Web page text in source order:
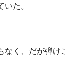
た。
く、だが弾け